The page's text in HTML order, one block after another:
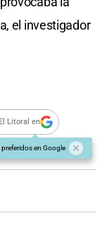
el investigador
Litoral en
en Google